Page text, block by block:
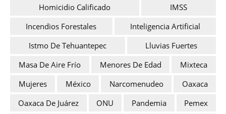
Homicidio Calificado
IMSS
Incendios Forestales
Inteligencia Artificial
Istmo De Tehuantepec
Lluvias Fuertes
Masa De Aire Frío
Menores De Edad
Mixteca
Mujeres
México Narcomenudeo
Oaxaca
Oaxaca De Juárez
ONU Pandemia
Pemex